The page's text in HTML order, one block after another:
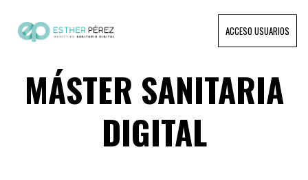
ACCESO USUARIOS
MÁSTER SANITARIA
DIGITAL